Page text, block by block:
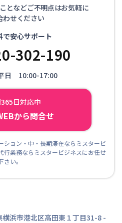
となどご不明点はお気軽に
わせください
で安心サポート
302-190
日 10:00-17:00
日対応中
から問合せ
ション・中・長期滞在ならミスタービ
業務ならミスタービジネスにお任せ
さい。
横浜市港北区高田東１丁目31-8 -